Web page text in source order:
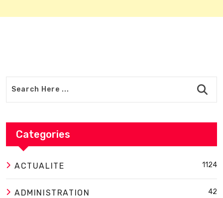
Categories
ACTUALITE 1124
ADMINISTRATION 42